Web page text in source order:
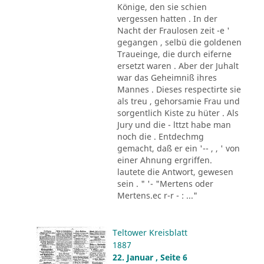
Könige, den sie schien
vergessen hatten . In der
Nacht der Fraulosen zeit -e '
gegangen , selbü die goldenen
Traueinge, die durch eiferne
ersetzt waren . Aber der Juhalt
war das Geheimniß ihres
Mannes . Dieses respectirte sie
als treu , gehorsamie Frau und
sorgentlich Kiste zu hüter . Als
Jury und die - lttzt habe man
noch die . Entdechmg
gemacht, daß er ein '-- , , ' von
einer Ahnung ergriffen.
lautete die Antwort, gewesen
sein . " '- "Mertens oder
Mertens.ec r-r - : ..."
Teltower Kreisblatt
1887
22. Januar , Seite 6